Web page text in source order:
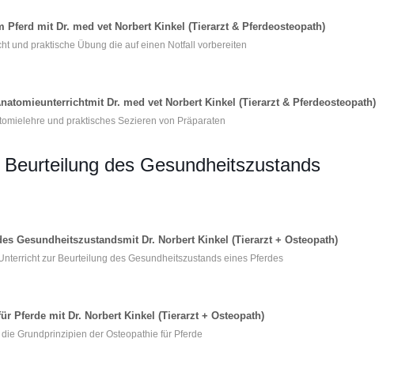
Pferd mit Dr. med vet Norbert Kinkel (Tierarzt & Pferdeosteopath)
und praktische Übung die auf einen Notfall vorbereiten
Dr. med vet Norbert Kinkel (Tierarzt & Pferdeosteopath)
und praktisches Sezieren von Präparaten
des Gesundheitszustands
Gesundheitszustandsmit Dr. Norbert Kinkel (Tierarzt + Osteopath)
zur Beurteilung des Gesundheitszustands eines Pferdes
Pferde mit Dr. Norbert Kinkel (Tierarzt + Osteopath)
Grundprinzipien der Osteopathie für Pferde